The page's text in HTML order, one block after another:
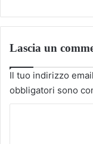
Lascia un
Il tuo indirizzo
obbligatori sono